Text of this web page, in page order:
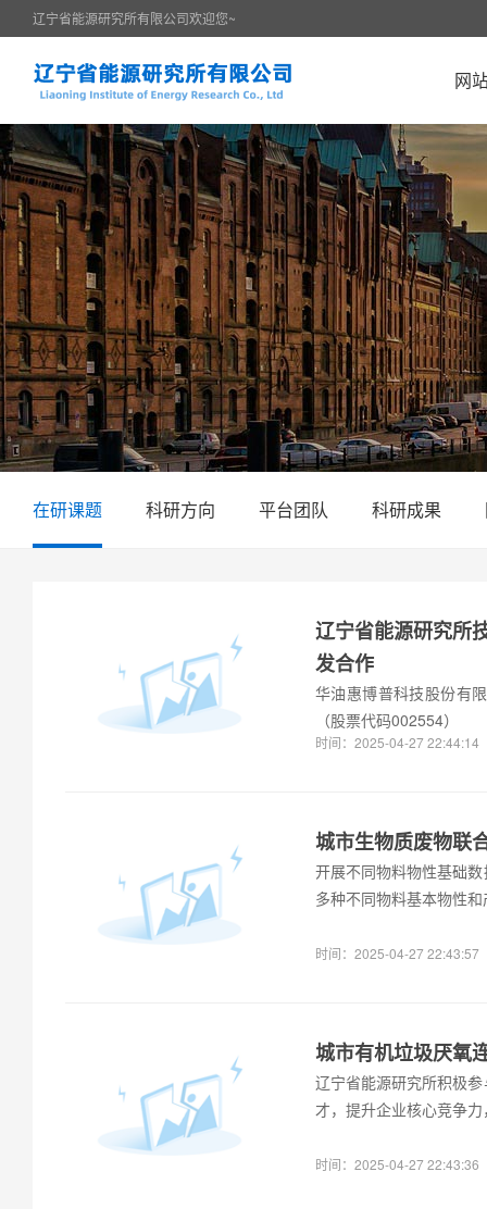
辽宁省能源研究所有限公司欢迎您~
网
在研课题 科研方向 平台团队 科研成果
辽宁省能源研究所
发合作
华油惠博普科技股份有
（股票代码002554）
时间：2025-04-27 22:44:14
城市生物质废物联
开展不同物料物性基础
多种不同物料基本物性
时间：2025-04-27 22:43:57
城市有机垃圾厌氧
辽宁省能源研究所积极
才，提升企业核心竞争
时间：2025-04-27 22:43:36